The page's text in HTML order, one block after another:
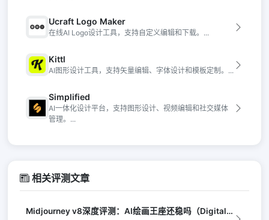
Ucraft Logo Maker
在线AI Logo设计工具，支持自定义编辑和下载。...
Kittl
AI图形设计工具，支持矢量编辑、字体设计和模板定制。...
Simplified
AI一体化设计平台，支持图形设计、视频编辑和社交媒体
管理。...
相关评测文章
Midjourney v8深度评测：AI绘画王座还稳吗（Digital Arts...